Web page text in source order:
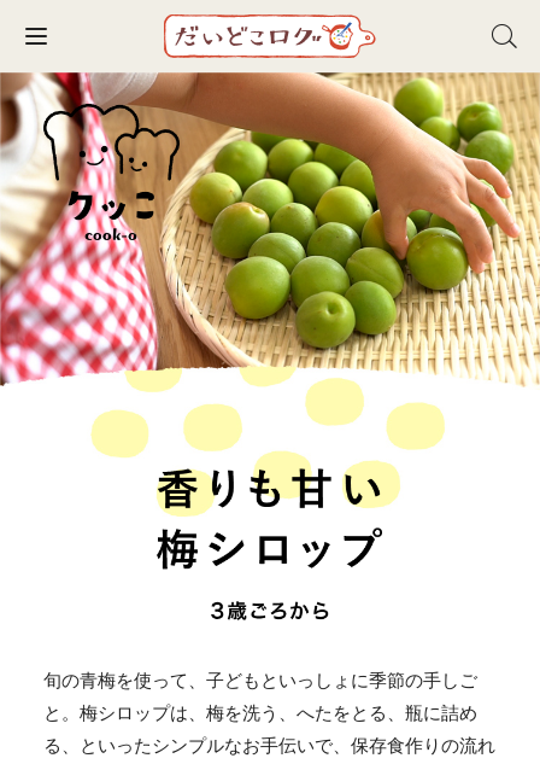
Toggle navigation
旬の青梅を使って、子どもといっしょに季節の手しご
と。梅シロップは、梅を洗う、へたをとる、瓶に詰め
る、といったシンプルなお手伝いで、保存食作りの流れ